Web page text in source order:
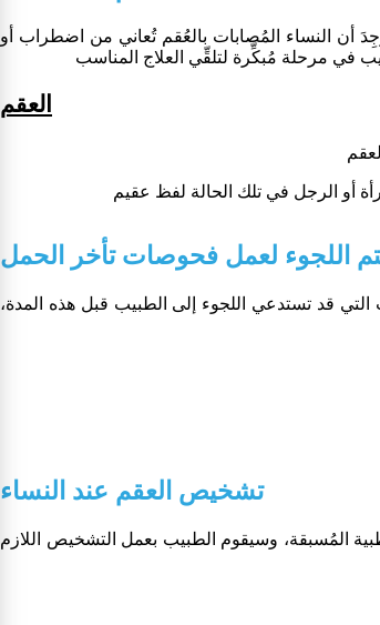
أن النساء المُصابات بالعُقم تُعاني من اضطراب أو
العقم
اللجوء لعمل فحوصات تأخر الحمل
قد تستدعي اللجوء إلى الطبيب قبل هذه المدة،
تشخيص العقم عند النساء
المُسبقة، وسيقوم الطبيب بعمل التشخيص اللازم